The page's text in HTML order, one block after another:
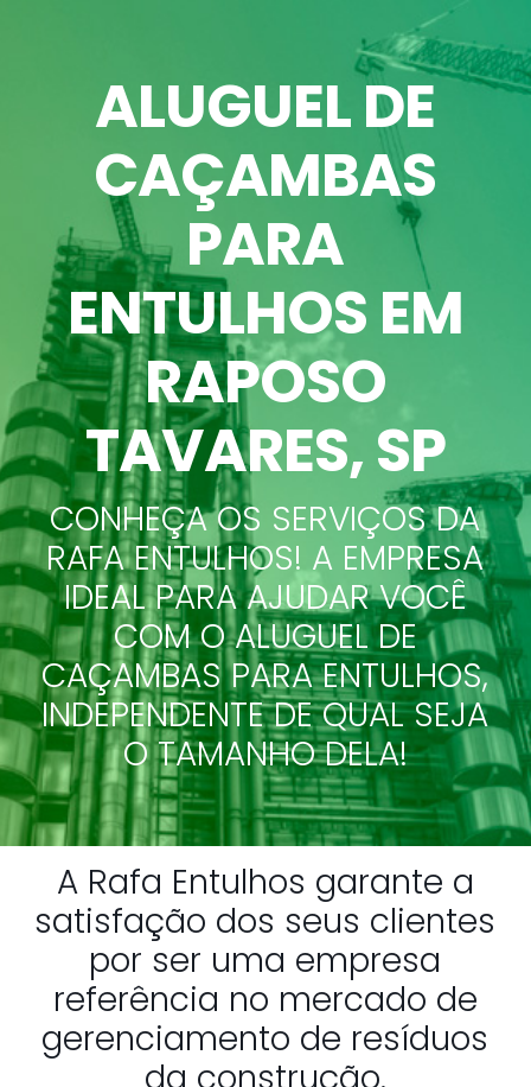
ALUGUEL DE
CAÇAMBAS
PARA
ENTULHOS EM
RAPOSO
TAVARES, SP
CONHEÇA OS SERVIÇOS DA
RAFA ENTULHOS! A EMPRESA
IDEAL PARA AJUDAR VOCÊ
COM O ALUGUEL DE
CAÇAMBAS PARA ENTULHOS,
INDEPENDENTE DE QUAL SEJA
O TAMANHO DELA!
A Rafa Entulhos garante a
satisfação dos seus clientes
por ser uma empresa
referência no mercado de
gerenciamento de resíduos